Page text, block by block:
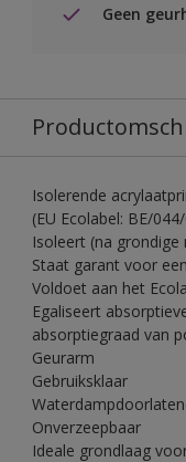
Geen
Isolerende
(EU Ecolabel: BE/
Isoleert (na
Staat garant voor
Voldoet aan het
Egaliseert
absorptiegraad van
Geurarm
Gebruiksklaar
Onverzeepbaar
Ideale grondlaag